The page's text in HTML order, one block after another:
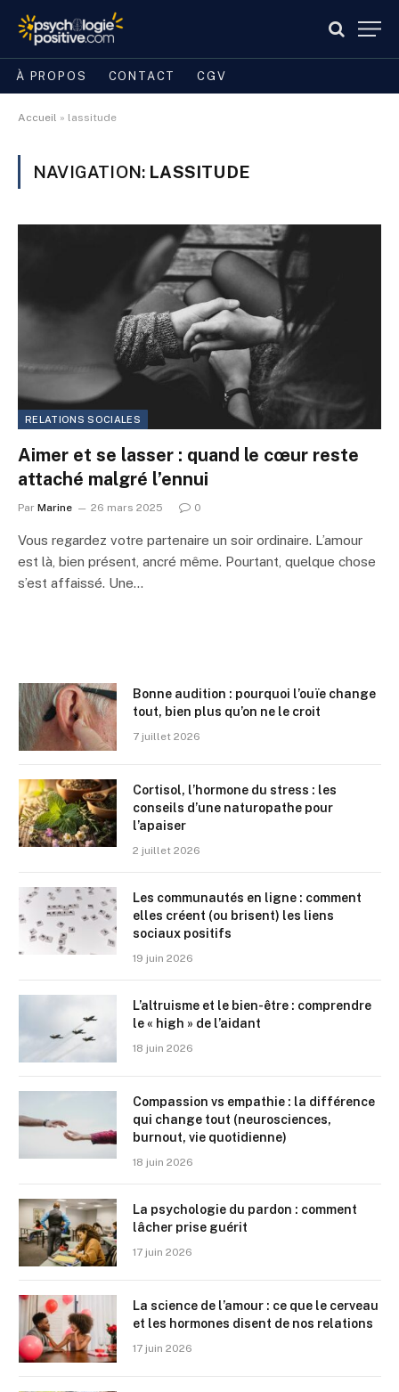
À PROPOS CONTACT CGV
Accueil » lassitude
NAVIGATION: LASSITUDE
RELATIONS SOCIALES
Aimer et se lasser : quand le cœur reste
attaché malgré l’ennui
Par Marine 26 mars 2025 0
Vous regardez votre partenaire un soir ordinaire. L’amour
est là, bien présent, ancré même. Pourtant, quelque chose
s’est affaissé. Une…
Bonne audition : pourquoi l’ouïe change
tout, bien plus qu’on ne le croit
7 juillet 2026
Cortisol, l’hormone du stress : les
conseils d’une naturopathe pour
l’apaiser
2 juillet 2026
Les communautés en ligne : comment
elles créent (ou brisent) les liens
sociaux positifs
19 juin 2026
L’altruisme et le bien-être : comprendre
le « high » de l’aidant
18 juin 2026
Compassion vs empathie : la différence
qui change tout (neurosciences,
burnout, vie quotidienne)
18 juin 2026
La psychologie du pardon : comment
lâcher prise guérit
17 juin 2026
La science de l’amour : ce que le cerveau
et les hormones disent de nos relations
17 juin 2026